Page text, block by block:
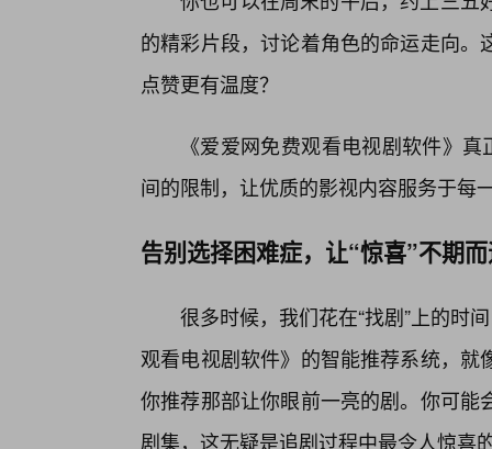
的精彩片段，讨论着角色的命运走向
点赞更有温度？
《爱爱网免费观看电视剧软件》
间的限制，让优质的影视内容服务于每
告别选择困难症，让“惊喜”不期
很多时候，我们花在“找剧”上的时
观看电视剧软件》的智能推荐系统，
你推荐那部让你眼前一亮的剧。你可
剧集，这无疑是追剧过程中最令人惊喜